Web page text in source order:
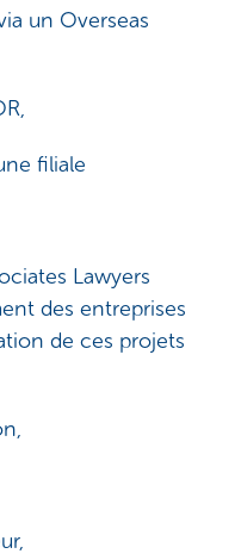
un Overseas
filiale
Lawyers
des entreprises
de ces projets